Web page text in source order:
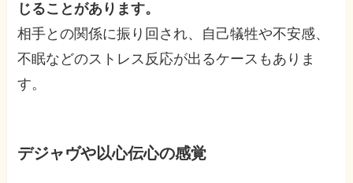
じることがあります。
相手との関係に振り回され、自己犠牲や不安感、
不眠などのストレス反応が出るケースもありま
す。
デジャヴや以心伝心の感覚